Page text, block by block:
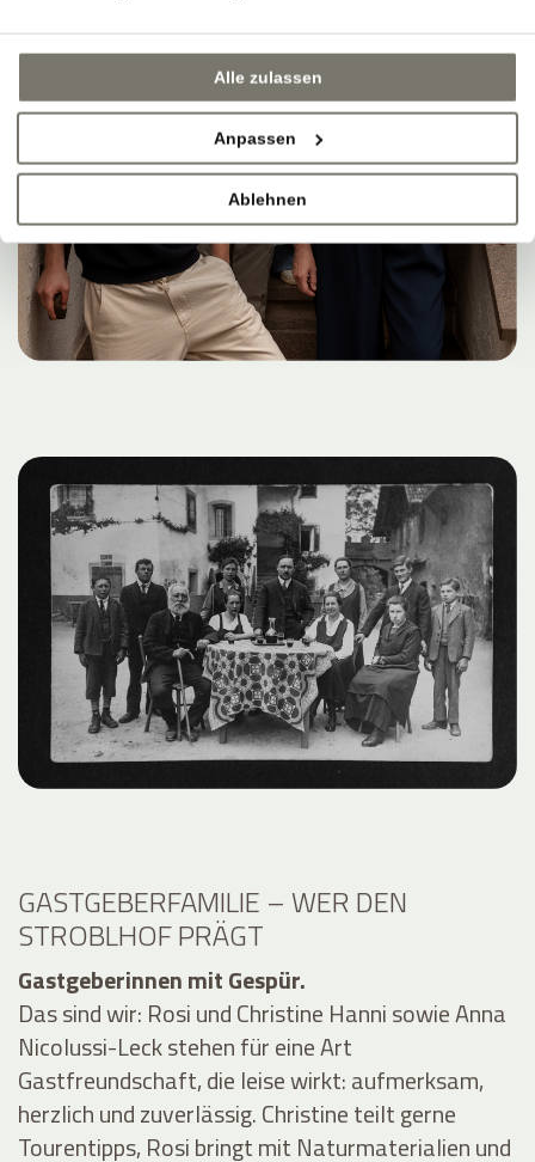
Alle zulassen
Anpassen
Ablehnen
GASTGEBERFAMILIE – WER DEN
STROBLHOF PRÄGT
Gastgeberinnen mit Gespür.
Das sind wir: Rosi und Christine Hanni sowie Anna
Nicolussi-Leck stehen für eine Art
Gastfreundschaft, die leise wirkt: aufmerksam,
herzlich und zuverlässig. Christine teilt gerne
Tourentipps, Rosi bringt mit Naturmaterialien und